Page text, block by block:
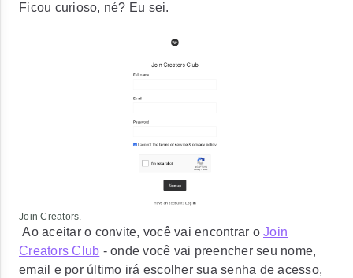
Ficou curioso, né? Eu sei.
Join Creators.
Ao aceitar o convite, você vai encontrar o Join
Creators Club - onde você vai preencher seu nome,
email e por último irá escolher sua senha de acesso,